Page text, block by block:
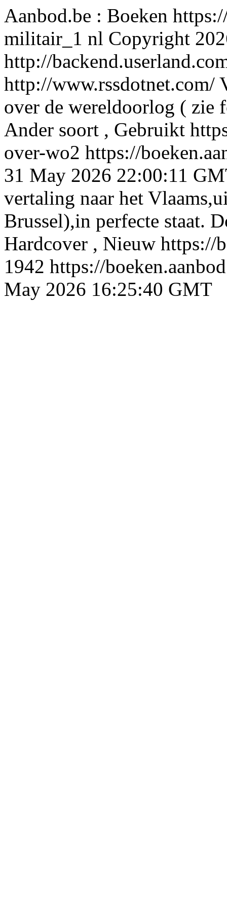
Aanbod.be : Boeken
militair_1 nl Copyright
http://
http://www.rssdotnet.com/
over de wereldoorlog ( zie
Ander soort , Gebruikt
over-wo2 https://
31 May 2026 22:00:11
vertaling naar het
Brussel),in perfecte staat.
Hardcover , Nieuw https://
1942 https://
May 2026 16:25:40 GMT